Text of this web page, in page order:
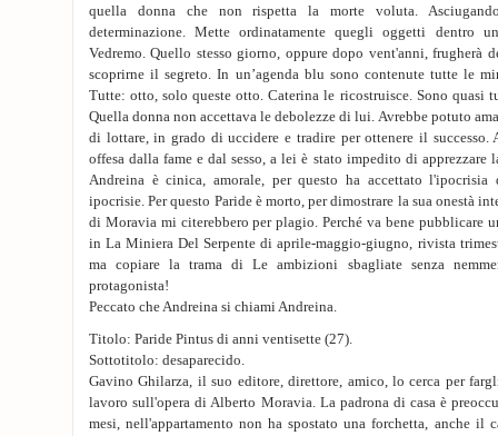
quella donna che non rispetta la morte voluta.
determinazione. Mette ordinatamente quegli oggetti dentro
Vedremo. Quello stesso giorno, oppure dopo vent'anni, frugherà
scoprirne il segreto. In un’agenda blu sono contenute tutte le
Tutte: otto, solo queste otto. Caterina le ricostruisce. Sono quasi
Quella donna non accettava le debolezze di lui. Avrebbe potuto
di lottare, in grado di uccidere e tradire per ottenere il successo.
offesa dalla fame e dal sesso, a lei è stato impedito di apprezzare
Andreina è cinica, amorale, per questo ha accettato l'ipocrisia
ipocrisie. Per questo Paride è morto, per dimostrare la sua onestà
di Moravia mi citerebbero per plagio. Perché va bene pubblicare
in La Miniera Del Serpente di aprile-maggio-giugno, rivista
ma copiare la trama di Le ambizioni sbagliate senza
protagonista!
Peccato che Andreina si chiami Andreina.
Titolo: Paride Pintus di anni ventisette (27).
Sottotitolo: desaparecido.
Gavino Ghilarza, il suo editore, direttore, amico, lo cerca per
lavoro sull'opera di Alberto Moravia. La padrona di casa è
mesi, nell'appartamento non ha spostato una forchetta, anche il